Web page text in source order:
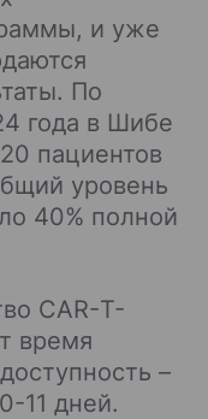
и уже
По
года в Шибе
пациентов
уровень
40% полной
CAR-Т-
время
–
11 дней.